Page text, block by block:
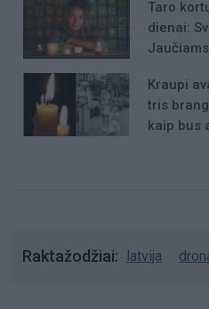
Taro
dienai:
Kraupi
tris
kaip bus
Raktažodžiai latvija